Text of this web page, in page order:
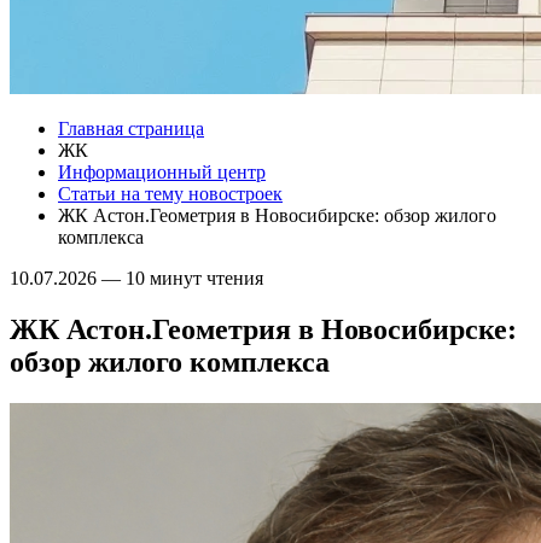
Главная страница
ЖК
Информационный центр
Статьи на тему новостроек
ЖК Астон.Геометрия в Новосибирске: обзор жилого
комплекса
10.07.2026 — 10 минут чтения
ЖК Астон.Геометрия в Новосибирске:
обзор жилого комплекса